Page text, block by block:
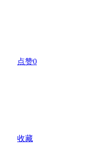
点赞0
收藏